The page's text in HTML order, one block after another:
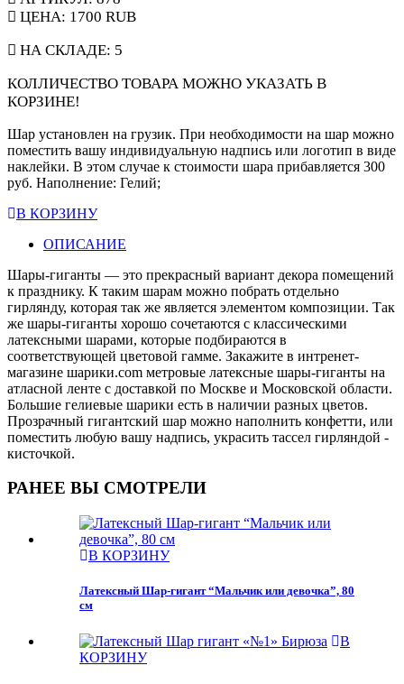
ЦЕНА: 1700 RUB
НА СКЛАДЕ: 5
КОЛЛИЧЕСТВО ТОВАРА МОЖНО УКАЗАТЬ В
КОРЗИНЕ!
Шар установлен на грузик. При необходимости на шар можно
поместить вашу индивидуальную надпись или логотип в виде
наклейки. В этом случае к стоимости шара прибавляется 300
руб. Наполнение: Гелий;
В КОРЗИНУ
ОПИСАНИЕ
Шары-гиганты — это прекрасный вариант декора помещений
к празднику. К таким шарам можно побрать отдельно
гирлянду, которая так же является элементом композиции. Так
же шары-гиганты хорошо сочетаются с классическими
латексными шарами, которые подбираются в
соответствующей цветовой гамме. Закажите в интренет-
магазине шарики.com метровые латексные шары-гиганты на
атласной ленте с доставкой по Москве и Московской области.
Большие гелиевые шарики есть в наличии разных цветов.
Прозрачный гигантский шар можно наполнить конфетти, или
поместить любую вашу надпись, украсить тассел гирляндой -
кисточкой.
РАНЕЕ ВЫ СМОТРЕЛИ
В КОРЗИНУ
Латексный Шар-гигант “Мальчик или девочка”, 80
см
В
КОРЗИНУ